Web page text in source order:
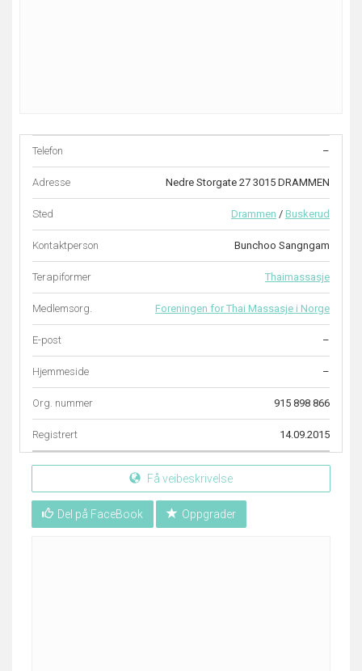
Telefon –
Adresse Nedre Storgate 27 3015 DRAMMEN
Sted Drammen / Buskerud
Kontaktperson Bunchoo Sangngam
Terapiformer Thaimassasje
Medlemsorg. Foreningen for Thai Massasje i Norge
E-post –
Hjemmeside –
Org. nummer 915 898 866
Registrert 14.09.2015
Få veibeskrivelse
Del på FaceBook Oppgrader